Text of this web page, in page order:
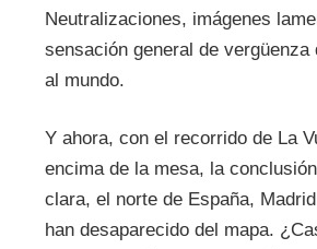
Neutralizaciones, imágenes
sensación general de vergüenza
al mundo.
Y ahora, con el recorrido de La
encima de la mesa, la
clara, el norte de España,
han desaparecido del mapa.